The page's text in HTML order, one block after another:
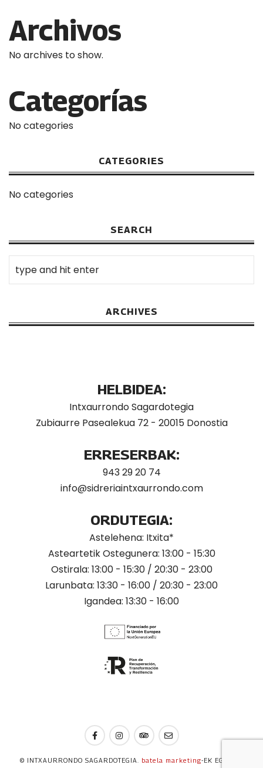
Archivos
No archives to show.
Categorías
No categories
CATEGORIES
No categories
SEARCH
ARCHIVES
HELBIDEA:
Intxaurrondo Sagardotegia
Zubiaurre Pasealekua 72 - 20015 Donostia
ERRESERBAK:
943 29 20 74
info@sidreriaintxaurrondo.com
ORDUTEGIA:
Astelehena: Itxita*
Asteartetik Ostegunera: 13:00 - 15:30
Ostirala: 13:00 - 15:30 / 20:30 - 23:00
Larunbata: 13:30 - 16:00 / 20:30 - 23:00
Igandea: 13:30 - 16:00
© INTXAURRONDO SAGARDOTEGIA. batela marketing-EK EGINIKO